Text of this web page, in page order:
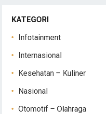
KATEGORI
Infotainment
Internasional
Kesehatan – Kuliner
Nasional
Otomotif – Olahraga